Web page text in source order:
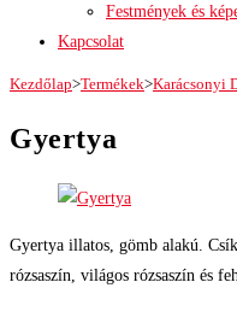
Festmények és
Kapcsolat
Kezdőlap>Termékek>Karácsonyi
Gyertya
Gyertya illatos, gömb alakú.
rózsaszín, világos rózsaszín és